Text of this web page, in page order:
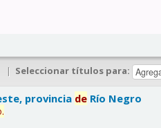
| Seleccionar títulos para:
provincia de Río Negro
.